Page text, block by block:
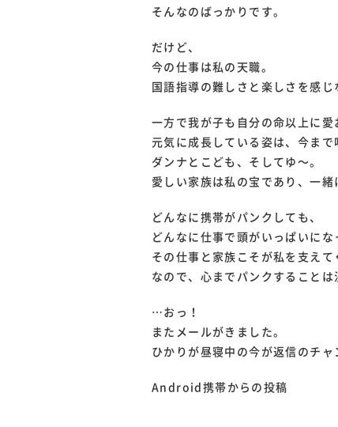
そんなのばっかりです。
だけど、
今の仕事は私の天職。
国語指導の難しさと楽しさを感じ
一方で我が子も自分の命以上に愛
元気に成長している姿は、今ま
ダンナとこども、そしてゆ～。
愛しい家族は私の宝であり、一緒
どんなに携帯がパンクしても、
どんなに仕事で頭がいっぱいにな
その仕事と家族こそが私を支えて
なので、心までパンクすることは
…おっ！
またメールがきました。
ひかりが昼寝中の今が返信のチャ
Android携帯からの投稿